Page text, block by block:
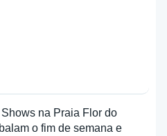
Shows na Praia Flor do
o fim de semana e